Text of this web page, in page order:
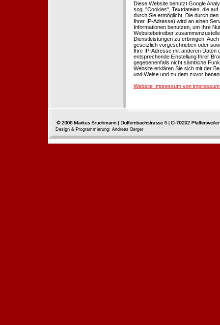
Diese Website benutzt Google
sog. ''Cookies'', Textdateien, die
durch Sie ermöglicht. Die durch
Ihrer IP-Adresse) wird an einen
Informationen benutzen, um Ihre
Websitebetreiber
Dienstleistungen zu erbringen.
gesetzlich vorgeschrieben oder
Ihre IP-Adresse mit anderen Daten
entsprechende Einstellung Ihrer
gegebenenfalls nicht sämtliche
Website erklären Sie sich mit der
und Weise und zu dem zuvor
Website Impressum von
Design & Programmierung: Andreas Berger